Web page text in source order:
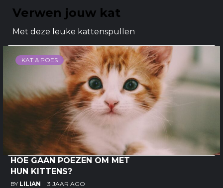
Verwen jouw kat
Met deze leuke kattenspullen
KAT & POES
HOE GAAN POEZEN OM MET
HUN KITTENS?
BY LILIAN 3 JAAR AGO